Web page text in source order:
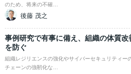
のため、将来の不確…
後藤 茂之
事例研究で有事に備え、組織の体質改
を防ぐ
組織レジリエンスの強化やサイバーセキュリティー
チェーンの強靭化な…